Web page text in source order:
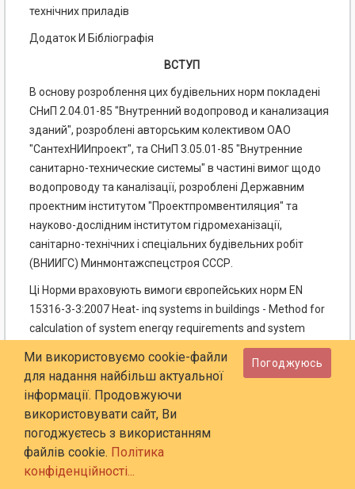
технічних приладів
Додаток И Бібліографія
ВСТУП
В основу розроблення цих будівельних норм покладені
СНиП 2.04.01-85 "Внутренний водопровод и канализация
зданий", розроблені авторським колективом ОАО
"СантехНИИпроект", та СНиП 3.05.01-85 "Внутренние
санитарно-технические системы" в частині вимог щодо
водопроводу та каналізації, розроблені Державним
проектним інститутом "Проектпромвентиляция" та
науково-дослідним інститутом гідромеханізації,
санітарно-технічних і спеціальних будівельних робіт
(ВНИИГС) Минмонтажспецстроя СССР.
Ці Норми враховують вимоги європейських норм EN
15316-3-3:2007 Heat- inq systems in buildings - Method for
calculation of system enerqy requirements and system
efficiencies - Part 3-3: Domestic hot water systems,
qeneration, CEN/TC 164 WG 2 N 0393:2006-11-09 Technical
Report - Recommendations inside buildings conveying water
for human consumption та до вимог Європейської Комісії
European Guidelines for Control and Prevention of Travel
Associated Legionnaires' Disease, DVGW Technische Regel
Trinkwasserleitungsanlagen; Technische Ma-nahmen zur
Ми використовуємо cookie-файли
для надання найбільш актуальної
інформації. Продовжуючи
використовувати сайт, Ви
погоджуєтесь з використанням
файлів cookie. Політика
конфіденційності...
Погоджуюсь